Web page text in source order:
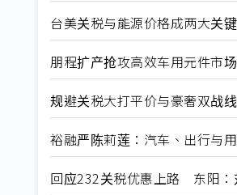
台美关税与能源价格成两大关
朋程扩产抢攻高效车用元件市
规避关税大打平价与豪奢双战
裕融严陈莉莲：汽车、出行与
回应232关税优惠上路 东阳：